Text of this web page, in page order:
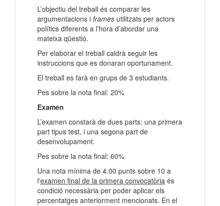
L’objectiu del treball és comparar les
argumentacions i frames utilitzats per actors
polítics diferents a l’hora d’abordar una
mateixa qüestió.
Per elaborar el treball caldrà seguir les
instruccions que es donaran oportunament.
El treball es farà en grups de 3 estudiants.
Pes sobre la nota final: 20%
Examen
L’examen constarà de dues parts: una primera
part tipus test, i una segona part de
desenvolupament.
Pes sobre la nota final: 60%
Una nota mínima de 4.00 punts sobre 10 a
l'examen final de la primera convocatòria és
condició necessària per poder aplicar els
percentatges anteriorment mencionats. En el